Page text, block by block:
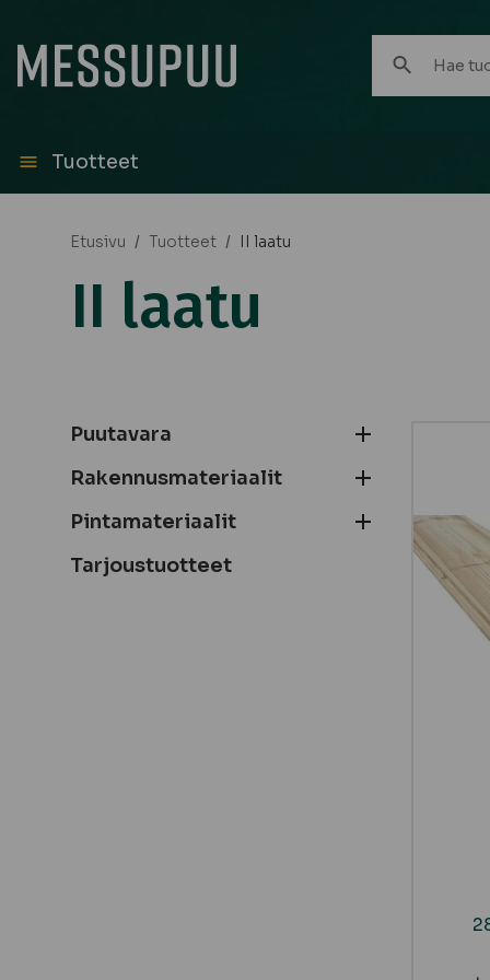
tuotteita:
Tuotteet
Etusivu / Tuotteet / II laatu
II laatu
Puutavara
Rakennusmateriaalit
Pintamateriaalit
Tarjoustuotteet